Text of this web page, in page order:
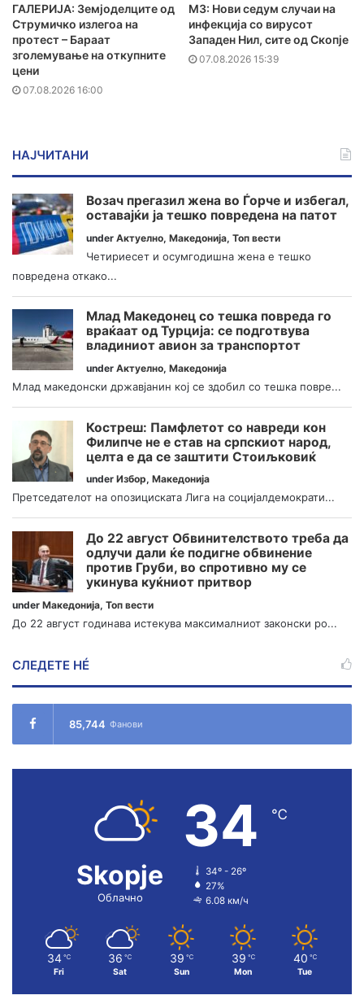
ГАЛЕРИЈА: Земјоделците од
Струмичко излегоа на
протест – Бараат
зголемување на откупните
цени
07.08.2026 16:00
МЗ: Нови седум случаи на
инфекција со вирусот
Западен Нил, сите од Скопје
07.08.2026 15:39
НАЈЧИТАНИ
Возач прегазил жена во Ѓорче и избегал,
оставајќи ја тешко повредена на патот
under Актуелно, Македонија, Топ вести
Четириесет и осумгодишна жена е тешко
повредена откако...
Млад Македонец со тешка повреда го
враќаат од Турција: се подготвува
владиниот авион за транспортот
under Актуелно, Македонија
Млад македонски државјанин кој се здобил со тешка повре...
Костреш: Памфлетот со навреди кон
Филипче не е став на српскиот народ,
целта е да се заштити Стоиљковиќ
under Избор, Македонија
Претседателот на опозициската Лига на социјалдемократи...
До 22 август Обвинителството треба да
одлучи дали ќе подигне обвинение
против Груби, во спротивно му се
укинува куќниот притвор
under Македонија, Топ вести
До 22 август годинава истекува максималниот законски ро...
СЛЕДЕТЕ НÉ
85,744 Фанови
Skopje
Облачно
34 ℃
34º - 26º
27%
6.08 км/ч
34 ℃
Fri
36 ℃
Sat
39 ℃
Sun
39 ℃
Mon
40 ℃
Tue